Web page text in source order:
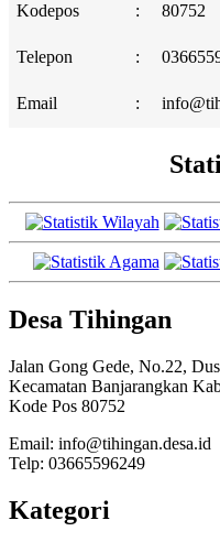
Kodepos : 80752
Telepon :
Email :
Desa Tihingan
Jalan Gong Gede, No.22,
Kecamatan Banjarangkan
Kode Pos 80752
Email: info@tihingan.desa.id
Telp: 03665596249
Kategori